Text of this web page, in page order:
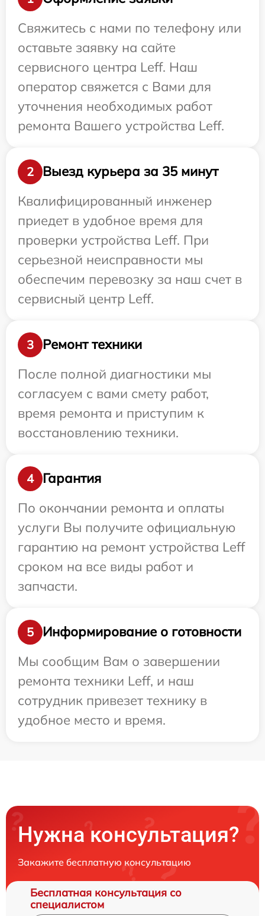
Свяжитесь с нами по телефону или
оставьте заявку на сайте
сервисного центра Leff. Наш
оператор свяжется с Вами для
уточнения необходимых работ
ремонта Вашего устройства Leff.
2
Выезд курьера за 35 минут
Квалифицированный инженер
приедет в удобное время для
проверки устройства Leff. При
серьезной неисправности мы
обеспечим перевозку за наш счет в
сервисный центр Leff.
3
Ремонт техники
После полной диагностики мы
согласуем с вами смету работ,
время ремонта и приступим к
восстановлению техники.
4
Гарантия
По окончании ремонта и оплаты
услуги Вы получите официальную
гарантию на ремонт устройства Leff
сроком на все виды работ и
запчасти.
5
Информирование о готовности
Мы сообщим Вам о завершении
ремонта техники Leff, и наш
сотрудник привезет технику в
удобное место и время.
Нужна консультация?
Закажите бесплатную консультацию
Бесплатная консультация со
специалистом